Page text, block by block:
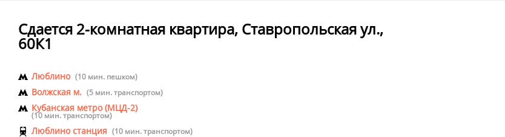
Сдается 2-комнатная квартира, Ставропольская ул.,
60К1
Люблино (10 мин. пешком)
Волжская м. (5 мин. транспортом)
Кубанская метро (МЦД-2)
(10 мин. транспортом)
Люблино станция (10 мин. транспортом)